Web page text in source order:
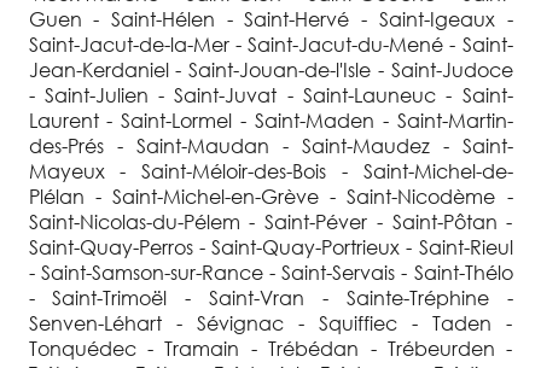
Guen - Saint-Hélen - Saint-Hervé - Saint-Igeaux -
Saint-Jacut-de-la-Mer - Saint-Jacut-du-Mené - Saint-
Jean-Kerdaniel - Saint-Jouan-de-l'Isle - Saint-Judoce
- Saint-Julien - Saint-Juvat - Saint-Launeuc - Saint-
Laurent - Saint-Lormel - Saint-Maden - Saint-Martin-
des-Prés - Saint-Maudan - Saint-Maudez - Saint-
Mayeux - Saint-Méloir-des-Bois - Saint-Michel-de-
Plélan - Saint-Michel-en-Grève - Saint-Nicodème -
Saint-Nicolas-du-Pélem - Saint-Péver - Saint-Pôtan -
Saint-Quay-Perros - Saint-Quay-Portrieux - Saint-Rieul
- Saint-Samson-sur-Rance - Saint-Servais - Saint-Thélo
- Saint-Trimoël - Saint-Vran - Sainte-Tréphine -
Senven-Léhart - Sévignac - Squiffiec - Taden -
Tonquédec - Tramain - Trébédan - Trébeurden -